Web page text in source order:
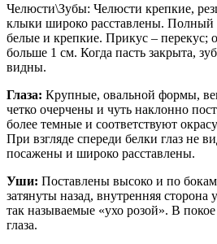
Челюсти\Зубы: Челюсти крепкие,
клыки широко расставлены. Полный
белые и крепкие. Прикус – перекус;
больше 1 см. Когда пасть закрыта,
видны.
Глаза: Крупные, овальной формы,
четко очерчены и чуть наклонно
более темные и соответствуют
При взгляде спереди белки глаз не
посажены и широко расставлены.
Уши: Поставлены высоко и по
затянуты назад, внутренняя сторона
так называемые «ухо розой». В
глаза.